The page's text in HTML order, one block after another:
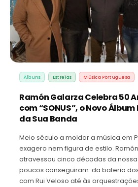
Álbuns Estreias Música Portuguesa
Ramón Galarza Celebra 50
com “SONUS”, o Novo
da Sua Banda
Meio século a moldar a música em
exagero nem figura de estilo.
atravessou cinco décadas da
poucos conseguiram: da bateria
com Rui Veloso até às